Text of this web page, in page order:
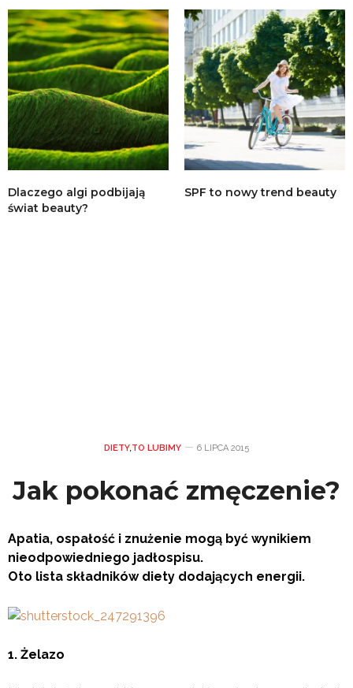
Dlaczego algi podbijają
świat beauty?
SPF to nowy trend beauty
DIETY,TO LUBIMY 6 LIPCA 2015
Jak pokonać zmęczenie?
Apatia, ospałość i znużenie mogą być wynikiem
nieodpowiedniego jadłospisu.
Oto lista składników diety dodających energii.
1. Żelazo